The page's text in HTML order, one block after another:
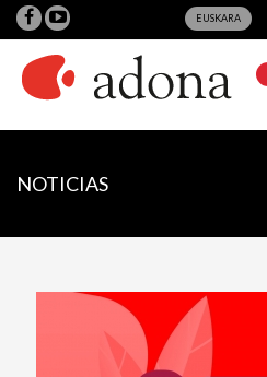
EUSKARA
NOTICIAS